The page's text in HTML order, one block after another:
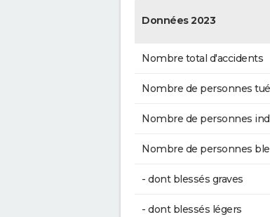
Données 2023
Nombre total d'accidents
Nombre de personnes
Nombre de personnes
Nombre de personnes
- dont blessés graves
- dont blessés légers